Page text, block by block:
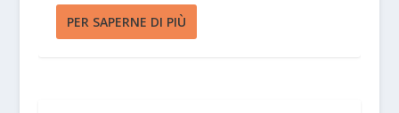
PER SAPERNE DI PIÙ